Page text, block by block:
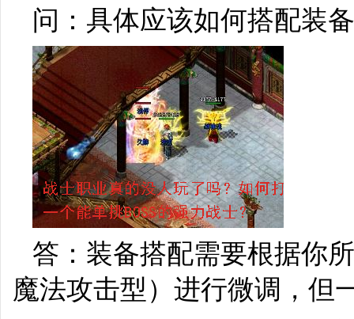
问：具体应该如何搭配装
答：装备搭配需要根据你
魔法攻击型）进行微调，但